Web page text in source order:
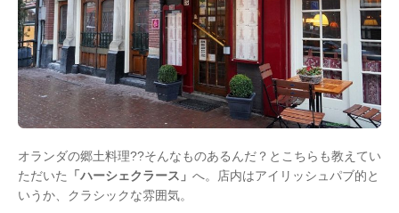
オランダの郷土料理??そんなものあるんだ？とこちらも教えてい
ただいた
「ハーシェクラース」 へ。店内はアイリッシュパブ的と
いうか、クラシックな雰囲気。